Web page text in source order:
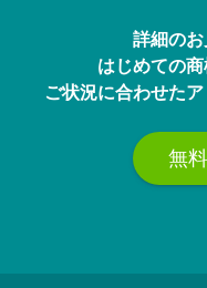
詳細のお
はじめての
ご状況に合わせた
無